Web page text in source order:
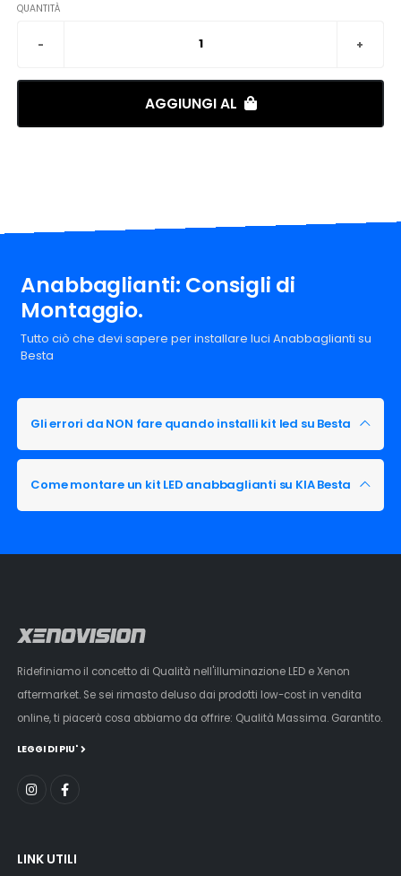
QUANTITÀ
AGGIUNGI AL
Anabbaglianti: Consigli di
Montaggio.
Tutto ciò che devi sapere per installare luci Anabbaglianti su
Besta
Gli errori da NON fare quando installi kit led su Besta
Come montare un kit LED anabbaglianti su KIA Besta
Ridefiniamo il concetto di Qualità nell'illuminazione LED e Xenon
aftermarket. Se sei rimasto deluso dai prodotti low-cost in vendita
online, ti piacerà cosa abbiamo da offrire: Qualità Massima. Garantito.
LEGGI DI PIU'
LINK UTILI